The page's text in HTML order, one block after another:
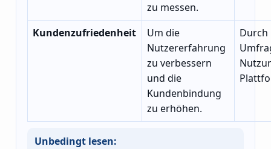
zu messen.
Kundenzufriedenheit
Um die
Nutzererfahrung
zu verbessern
und die
Kundenbindung
zu erhöhen.
Durch
Unbedingt lesen: